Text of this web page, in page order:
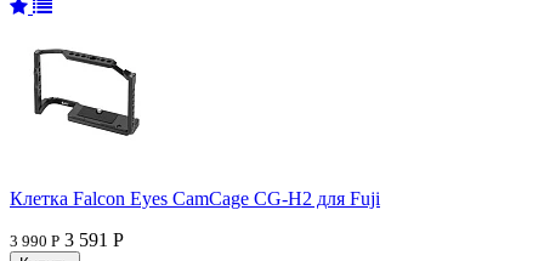
Клетка Falcon Eyes CamCage CG-H2 для Fuji
3 990 Р 3 591 Р